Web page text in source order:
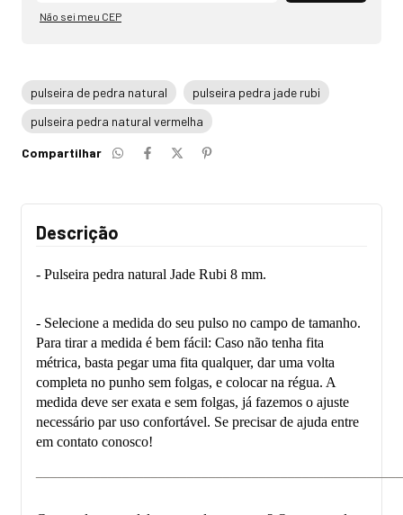
Não sei meu CEP
pulseira de pedra natural
pulseira pedra jade rubi
pulseira pedra natural vermelha
Compartilhar
Descrição
- Pulseira pedra natural Jade Rubi 8 mm.
- Selecione a medida do seu pulso no campo de tamanho.
Para tirar a medida é bem fácil: Caso não tenha fita
métrica, basta pegar uma fita qualquer, dar uma volta
completa no punho sem folgas, e colocar na régua. A
medida deve ser exata e sem folgas, já fazemos o ajuste
necessário par uso confortável. Se precisar de ajuda entre
em contato conosco!